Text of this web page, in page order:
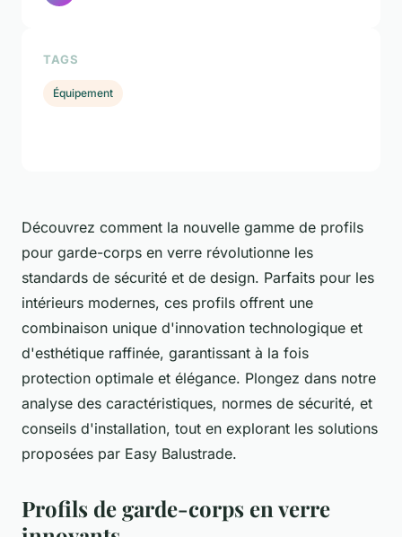
Découvrez comment la nouvelle gamme de profils
pour garde-corps en verre révolutionne les
standards de sécurité et de design. Parfaits pour les
intérieurs modernes, ces profils offrent une
combinaison unique d'innovation technologique et
d'esthétique raffinée, garantissant à la fois
protection optimale et élégance. Plongez dans notre
analyse des caractéristiques, normes de sécurité, et
conseils d'installation, tout en explorant les solutions
proposées par Easy Balustrade.
Profils de garde-corps en verre
TAGS
Équipement